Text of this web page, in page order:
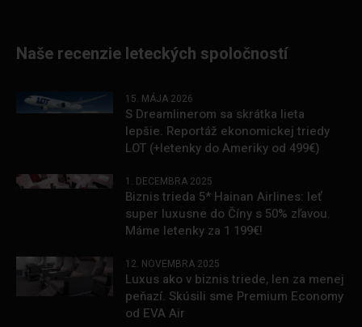
Naše recenzie leteckých spoločností
15. MÁJA 2026
S Dreamlinerom sa skrátka lieta
lepšie. Reportáž ekonomickej triedy
LOT (+letenky do Ameriky od 499€)
1. DECEMBRA 2025
Biznis trieda 5* Hainan Airlines: leť
super luxusne do Číny s 50% zľavou.
Máme letenky za 1 199€!
12. NOVEMBRA 2025
Luxus ako v biznis triede, len za menej
peňazí. Skúsili sme Premium Economy
od EVA Air